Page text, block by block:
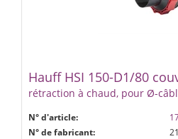
Hauff HSI 150-D1/80
rétraction à chaud, pour Ø-
N° d'article:
N° de fabricant: